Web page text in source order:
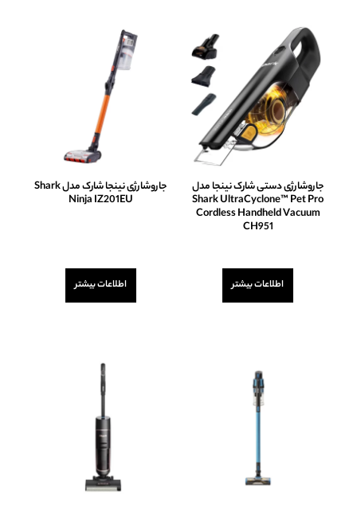
جاروشارژی دستی شارک نینجا مدل
Shark UltraCyclone™ Pet Pro
Cordless Handheld Vacuum
CH951
0
5
اطلاعات بیشتر
جاروشارژی نینجا شارک مدل Shark
Ninja IZ201EU
اطلاعات بیشتر